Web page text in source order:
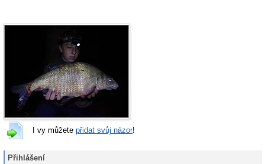
I vy můžete přidat svůj názor!
Přihlášení